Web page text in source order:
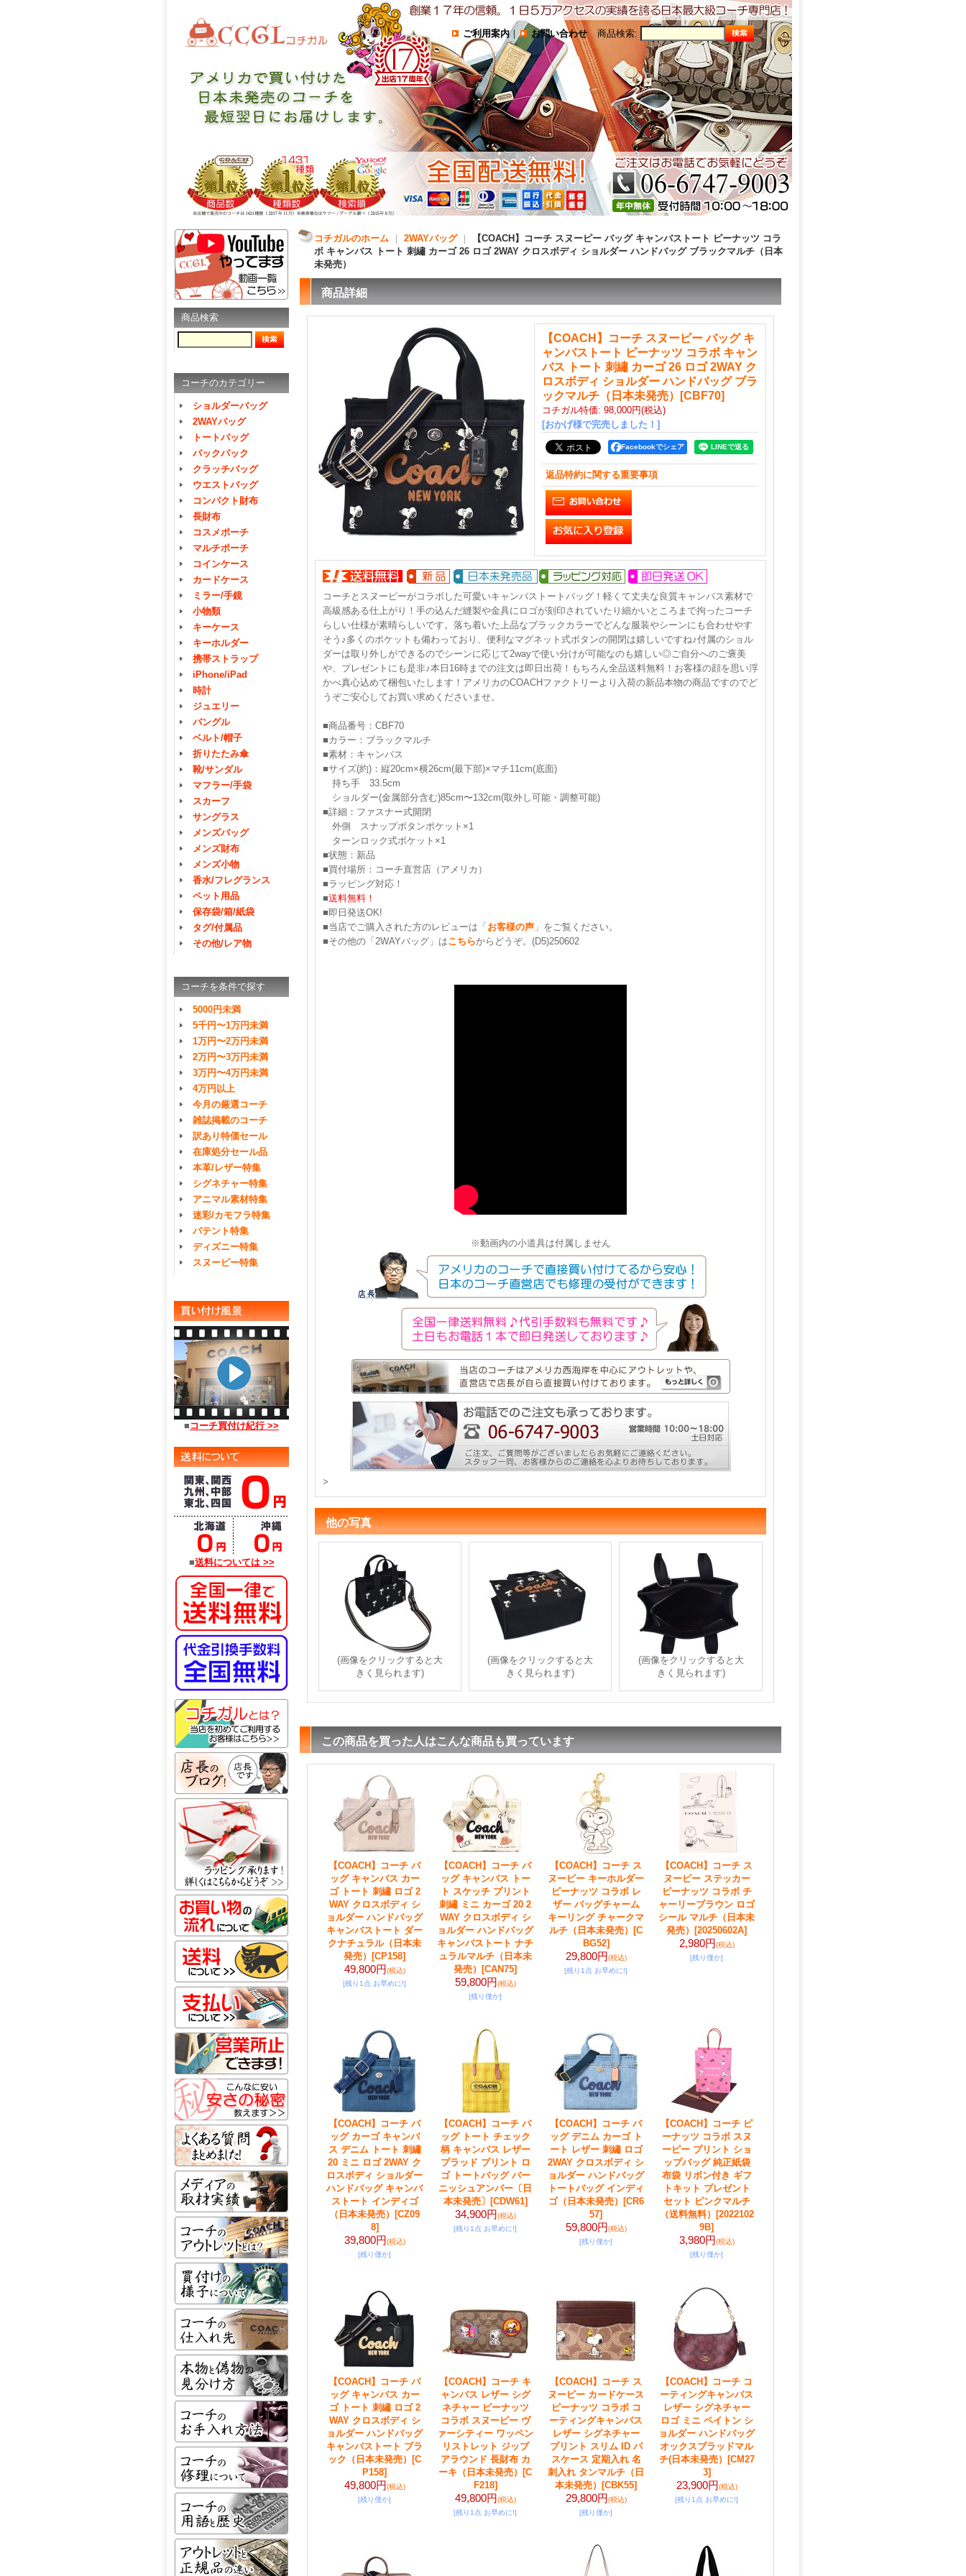
ご利用案内｜ お問い合わせ 商品検索:
商品検索
コーチのカテゴリー
ショルダーバッグ
2WAYバッグ
トートバッグ
バックパック
クラッチバッグ
ウエストバッグ
コンパクト財布
長財布
コスメポーチ
マルチポーチ
コインケース
カードケース
ミラー/手鏡
小物類
キーケース
キーホルダー
携帯ストラップ
iPhone/iPad
時計
ジュエリー
バングル
ベルト/帽子
折りたたみ傘
靴/サンダル
マフラー/手袋
スカーフ
サングラス
メンズバッグ
メンズ財布
メンズ小物
香水/フレグランス
ペット用品
保存袋/箱/紙袋
タグ/付属品
その他/レア物
コーチを条件で探す
5000円未満
5千円〜1万円未満
1万円〜2万円未満
2万円〜3万円未満
3万円〜4万円未満
4万円以上
今月の厳選コーチ
雑誌掲載のコーチ
訳あり特価セール
在庫処分セール品
本革/レザー特集
シグネチャー特集
アニマル素材特集
迷彩/カモフラ特集
パテント特集
ディズニー特集
スヌーピー特集
■ コーチ買付け紀行 >>
■送料については >>
コチガルのホーム 2WAYバッグ｜
【COACH】コーチ スヌーピー バッグ キャンバストート ピーナッツ コラ
ボ キャンバス トート 刺繡 カーゴ 26 ロゴ 2WAY クロスボディ ショルダー ハンドバッグ ブラックマルチ（日本
未発売）
商品詳細
【COACH】コーチ スヌーピー バッグ キ
ャンバストート ピーナッツ コラボ キャン
バス トート 刺繡 カーゴ 26 ロゴ 2WAY ク
ロスボディ ショルダー ハンドバッグ ブラ
ックマルチ（日本未発売）
[CBF70]
コチガル特価: 98,000円(税込)
[おかげ様で完売しました！]
Facebookでシェア
返品特約に関する重要事項
コーチとスヌーピーがコラボした可愛いキャンバストートバッグ！軽くて丈夫な良質キャンバス素材で
高級感ある仕上がり！手の込んだ縫製や金具にロゴが刻印されていたり細かいところまで拘ったコーチ
らしい仕様が素晴らしいです。落ち着いた上品なブラックカラーでどんな服装やシーンにも合わせやす
そう♪多くのポケットも備わっており、便利なマグネット式ボタンの開閉は嬉しいですね♪付属のショル
ダーは取り外しができるのでシーンに応じて2wayで使い分けが可能なのも嬉しい◎ご自分へのご褒美
や、プレゼントにも是非♪本日16時までの注文は即日出荷！もちろん全品送料無料！お客様の顔を思い浮
かべ真心込めて梱包いたします！アメリカのCOACHファクトリーより入荷の新品本物の商品ですのでど
うぞご安心してお買い求めくださいませ。
■商品番号：CBF70
■カラー：ブラックマルチ
■素材：キャンバス
■サイズ(約)：縦20cm×横26cm(最下部)×マチ11cm(底面)
持ち手 33.5cm
ショルダー(金属部分含む)85cm〜132cm(取外し可能・調整可能)
■詳細：ファスナー式開閉
外側 スナップボタンポケット×1
ターンロック式ポケット×1
■状態：新品
■買付場所：コーチ直営店（アメリカ）
■ラッピング対応！
■送料無料！
■即日発送OK!
■当店でご購入された方のレビューは「 お客様の声 」をご覧ください。
■その他の「2WAYバッグ」はこちらからどうぞ。(D5)250602
※動画内の小道具は付属しません
>
他の写真
(画像をクリックすると大
きく見られます)
(画像をクリックすると大
きく見られます)
(画像をクリックすると大
きく見られます)
この商品を買った人はこんな商品も買っています
【COACH】コーチ バ
ッグ キャンバス カー
ゴ トート 刺繡 ロゴ 2
WAY クロスボディ シ
ョルダー ハンドバッグ
キャンバストート ダー
クナチュラル（日本未
発売）
[CP158]
49,800円(税込)
[残り1点 お早めに!]
【COACH】コーチ バ
ッグ キャンバス トー
ト スケッチ プリント
刺繡 ミニ カーゴ 20 2
WAY クロスボディ シ
ョルダー ハンドバッグ
キャンバストート ナチ
ュラルマルチ（日本未
発売）
[CAN75]
59,800円(税込)
[残り僅か]
【COACH】コーチ ス
ヌーピー キーホルダー
ピーナッツ コラボ レ
ザー バッグチャーム
キーリング チャークマ
ルチ（日本未発売）
[C
BG52]
29,800円(税込)
[残り1点 お早めに!]
【COACH】コーチ ス
ヌーピー ステッカー
ピーナッツ コラボ チ
ャーリーブラウン ロゴ
シール マルチ（日本未
発売）
[20250602A]
2,980円(税込)
[残り僅か]
【COACH】コーチ バ
ッグ カーゴ キャンバ
ス デニム トート 刺繡
20 ミニ ロゴ 2WAY ク
ロスボディ ショルダー
ハンドバッグ キャンバ
ストート インディゴ
（日本未発売）
[CZ09
8]
39,800円(税込)
[残り僅か]
【COACH】コーチ バ
ッグ トート チェック
柄 キャンバス レザー
プラッド プリント ロ
ゴ トートバッグ バー
ニッシュアンバー〔日
本未発売〕 [CDW61]
34,900円(税込)
[残り1点 お早めに!]
【COACH】コーチ バ
ッグ デニム カーゴ ト
ート レザー 刺繡 ロゴ
2WAY クロスボディ シ
ョルダー ハンドバッグ
トートバッグ インディ
ゴ（日本未発売）
[CR6
57]
59,800円(税込)
[残り僅か]
【COACH】コーチ ピ
ーナッツ コラボ スヌ
ーピー プリント ショ
ップバッグ 純正紙袋
布袋 リボン付き ギフ
トキット プレゼント
セット ピンクマルチ
（送料無料）
[2022102
9B]
3,980円(税込)
[残り僅か]
【COACH】コーチ バ
ッグ キャンバス カー
ゴ トート 刺繡 ロゴ 2
WAY クロスボディ シ
ョルダー ハンドバッグ
キャンバストート ブラ
ック（日本未発売）
[C
P158]
49,800円(税込)
[残り僅か]
【COACH】コーチ キ
ャンバス レザー シグ
ネチャー ピーナッツ
コラボ スヌーピー ヴ
ァーシティー ワッペン
リストレット ジップ
アラウンド 長財布 カ
ーキ（日本未発売）
[C
F218]
49,800円(税込)
[残り1点 お早めに!]
【COACH】コーチ ス
ヌーピー カードケース
ピーナッツ コラボ コ
ーティングキャンバス
レザー シグネチャー
プリント スリム ID パ
スケース 定期入れ 名
刺入れ タンマルチ（日
本未発売）
[CBK55]
29,800円(税込)
[残り僅か]
【COACH】コーチ コ
ーティングキャンバス
レザー シグネチャー
ロゴ ミニ ペイトン シ
ョルダー ハンドバッグ
オックスブラッドマル
チ(日本未発売）
[CM27
3]
23,900円(税込)
[残り1点 お早めに!]